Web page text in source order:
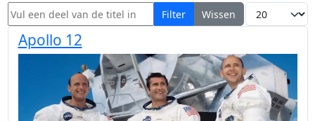
Vul een deel van de titel in Filter Wissen Toon #
Apollo 12